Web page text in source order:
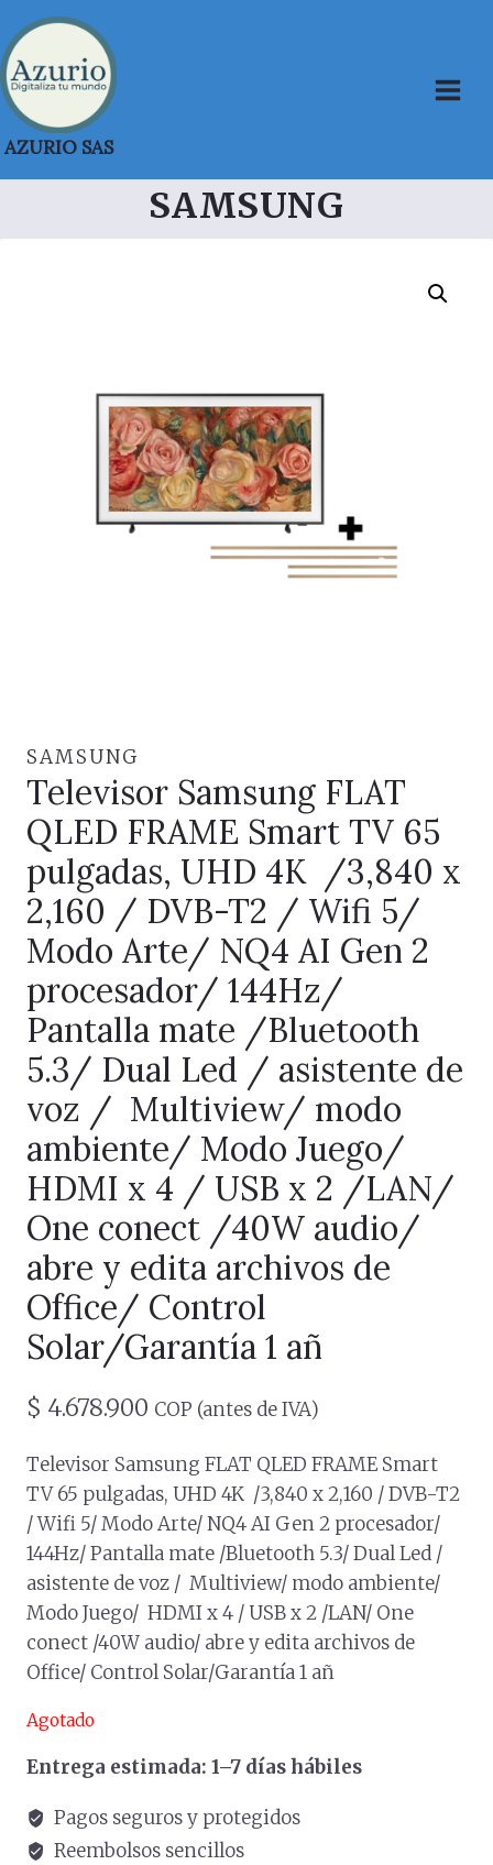
Saltar
al
contenido
AZURIO SAS
SAMSUNG
SAMSUNG
Televisor Samsung FLAT
QLED FRAME Smart TV 65
pulgadas, UHD 4K /3,840 x
2,160 / DVB-T2 / Wifi 5/
Modo Arte/ NQ4 AI Gen 2
procesador/ 144Hz/
Pantalla mate /Bluetooth
5.3/ Dual Led / asistente de
voz / Multiview/ modo
ambiente/ Modo Juego/
HDMI x 4 / USB x 2 /LAN/
One conect /40W audio/
abre y edita archivos de
Office/ Control
Solar/Garantía 1 añ
$ 4.678.900 COP (antes de IVA)
Televisor Samsung FLAT QLED FRAME Smart
TV 65 pulgadas, UHD 4K /3,840 x 2,160 / DVB-T2
/ Wifi 5/ Modo Arte/ NQ4 AI Gen 2 procesador/
144Hz/ Pantalla mate /Bluetooth 5.3/ Dual Led /
asistente de voz / Multiview/ modo ambiente/
Modo Juego/ HDMI x 4 / USB x 2 /LAN/ One
conect /40W audio/ abre y edita archivos de
Office/ Control Solar/Garantía 1 añ
Agotado
Entrega estimada: 1–7 días hábiles
Pagos seguros y protegidos
Reembolsos sencillos